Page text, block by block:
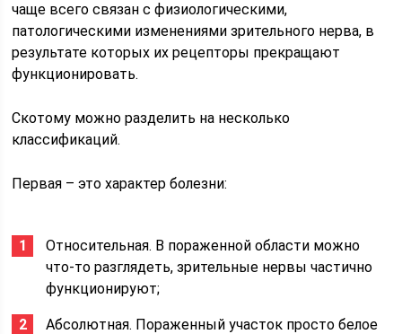
чаще всего связан с физиологическими,
патологическими изменениями зрительного нерва, в
результате которых их рецепторы прекращают
функционировать.
Скотому можно разделить на несколько
классификаций.
Первая – это характер болезни:
Относительная. В пораженной области можно
что-то разглядеть, зрительные нервы частично
функционируют;
Абсолютная. Пораженный участок просто белое